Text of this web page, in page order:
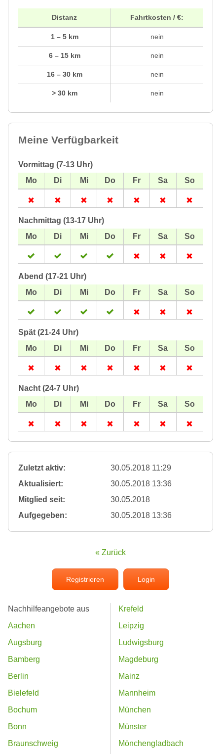
Distanz
1 – 5 km
6 – 15 km
16 – 30 km
> 30 km
Fahrtkosten / €:
nein
nein
nein
nein
Meine Verfügbarkeit
Vormittag (7-13 Uhr)
Nachmittag (13-17 Uhr)
Abend (17-21 Uhr)
Spät (21-24 Uhr)
Nacht (24-7 Uhr)
Zuletzt aktiv:
30.05.2018 11:29
Aktualisiert:
30.05.2018 13:36
Mitglied seit:
30.05.2018
Aufgegeben:
30.05.2018 13:36
« Zurück
Registrieren Login
Nachhilfeangebote aus
Aachen
Augsburg
Bamberg
Berlin
Bielefeld
Bochum
Bonn
Braunschweig
Krefeld
Leipzig
Ludwigsburg
Magdeburg
Mainz
Mannheim
München
Münster
Mönchengladbach